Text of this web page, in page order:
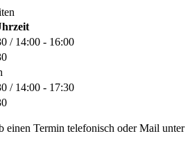
/ 14:00 - 16:00
/ 14:00 - 17:30
einen Termin telefonisch oder Mail unter